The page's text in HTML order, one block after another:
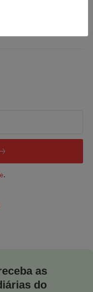
de empregado que
de trabalho
.
as
do